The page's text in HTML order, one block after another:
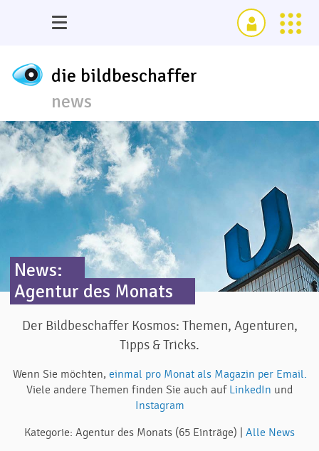
die bildbeschaffer
news
News:
Agentur des Monats
Der Bildbeschaffer Kosmos: Themen, Agenturen,
Tipps & Tricks.
Wenn Sie möchten, einmal pro Monat als Magazin per Email.
Viele andere Themen finden Sie auch auf LinkedIn und
Instagram
Kategorie: Agentur des Monats (65 Einträge) | Alle News